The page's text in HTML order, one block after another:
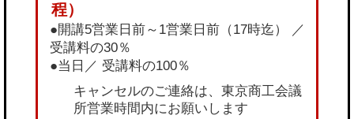
●開講5営業日前～1営業日前（17時迄） ／
受講料の30％
●当日／ 受講料の100％
キャンセルのご連絡は、東京商工会議
所営業時間内にお願いします